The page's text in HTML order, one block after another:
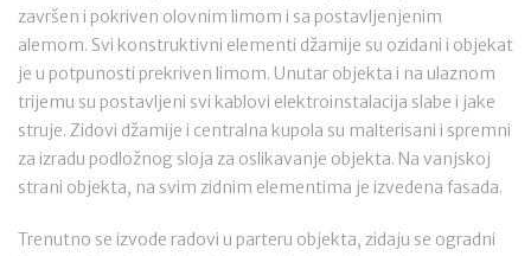
završen i pokriven olovnim limom i sa postavljenjenim
alemom. Svi konstruktivni elementi džamije su ozidani i objekat
je u potpunosti prekriven limom. Unutar objekta i na ulaznom
trijemu su postavljeni svi kablovi elektroinstalacija slabe i jake
struje. Zidovi džamije i centralna kupola su malterisani i spremni
za izradu podložnog sloja za oslikavanje objekta. Na vanjskoj
strani objekta, na svim zidnim elementima je izvedena fasada.
Trenutno se izvode radovi u parteru objekta, zidaju se ogradni